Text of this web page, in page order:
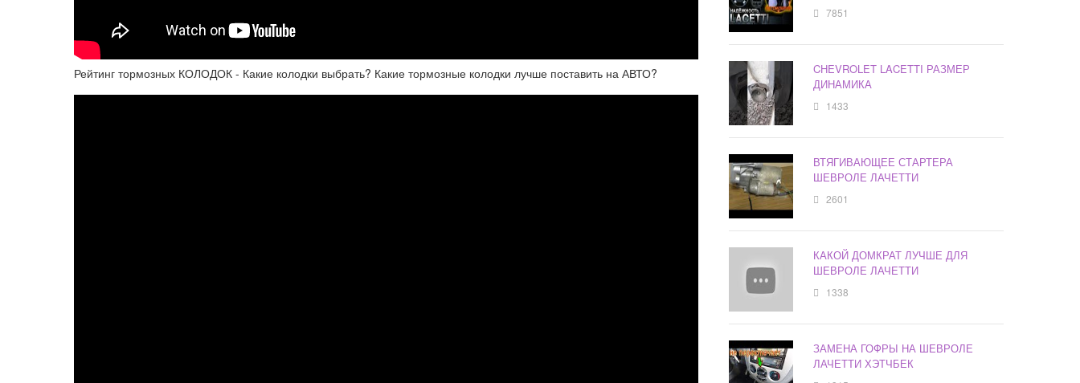
Рейтинг тормозных КОЛОДОК - Какие колодки выбрать? Какие тормозные колодки лучше поставить на АВТО?
7851
CHEVROLET LACETTI РАЗМЕР
ДИНАМИКА
1433
ВТЯГИВАЮЩЕЕ СТАРТЕРА
ШЕВРОЛЕ ЛАЧЕТТИ
2601
КАКОЙ ДОМКРАТ ЛУЧШЕ ДЛЯ
ШЕВРОЛЕ ЛАЧЕТТИ
1338
ЗАМЕНА ГОФРЫ НА ШЕВРОЛЕ
ЛАЧЕТТИ ХЭТЧБЕК